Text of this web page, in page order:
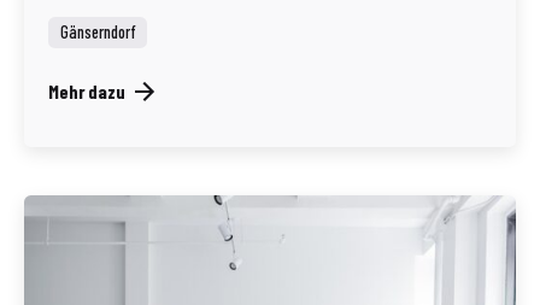
Gänserndorf
Mehr dazu